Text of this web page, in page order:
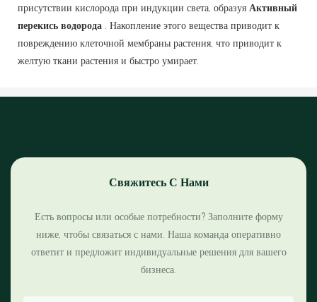
присутствии кислорода при индукции света, образуя Активный
перекись водорода . Накопление этого вещества приводит к
повреждению клеточной мембраны растения, что приводит к
желтую ткани растения и быстро умирает.
Свяжитесь С Нами
Есть вопросы или особые потребности? Заполните форму
ниже, чтобы связаться с нами. Наша команда оперативно
ответит и предложит индивидуальные решения для вашего
бизнеса.